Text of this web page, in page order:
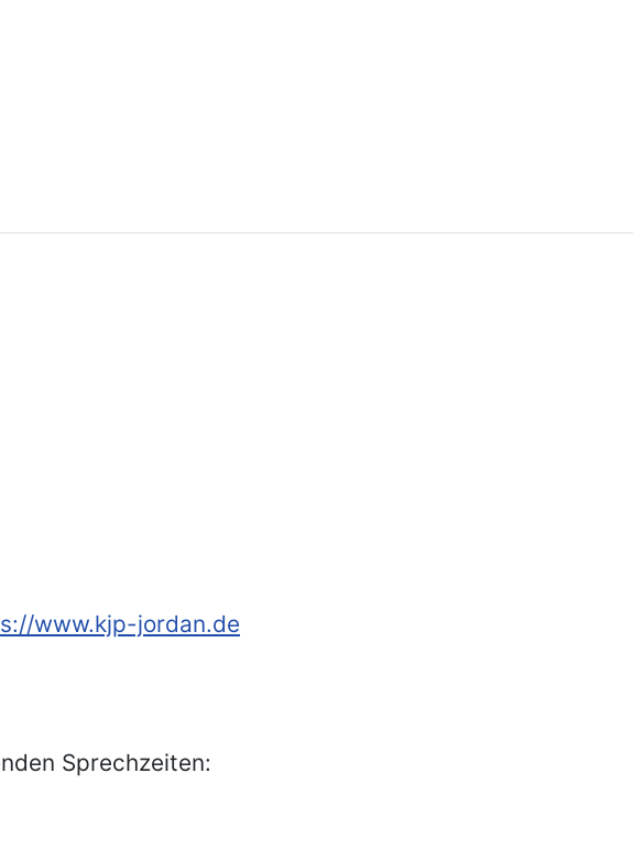
www.kjp-jordan.de
Sprechzeiten: